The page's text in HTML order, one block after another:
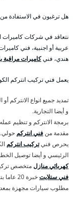
هل ترغبون في الاستفادة
نتعاقد في شركات كاميرات
عربية أو اجنبية، فني
هندي، فنيكاميرات مراقبة
يعمل فني تركيب انتركم
تمديد جميع انواع الانتركم
و أيضا التجارية.
برمجة الانتركم و تنظيم
مقدمة من فني انتركم حولي.
يحرص فنيتركيب انتركم
الرئيسي و أيضا توصيل
كهربائي منازلمتخصص
فني ستلايتخبرة 20 عاما بتركيب الانتركم .
مطلوب سيارات مجهزة